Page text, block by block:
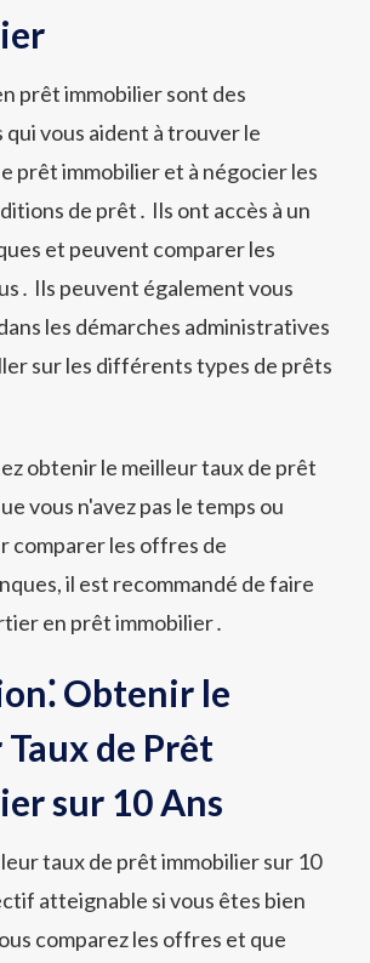
prêt immobilier sont des
vous aident à trouver le
prêt immobilier et à négocier les
de prêt․ Ils ont accès à un
et peuvent comparer les
Ils peuvent également vous
les démarches administratives
sur les différents types de prêts
obtenir le meilleur taux de prêt
vous n'avez pas le temps ou
comparer les offres de
il est recommandé de faire
en prêt immobilier․
Obtenir le
de Prêt
sur 10 Ans
taux de prêt immobilier sur 10
atteignable si vous êtes bien
comparez les offres et que